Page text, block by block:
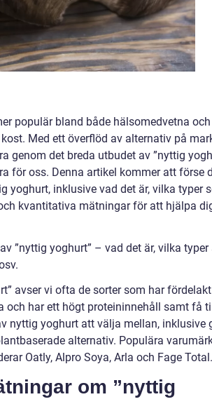
populär bland både hälsomedvetna
Med ett överflöd av alternativ på
genom det breda utbudet av ”nyttig
för oss. Denna artikel kommer att förse
yoghurt, inklusive vad det är, vilka typer
kvantitativa mätningar för att hjälpa
”nyttig yoghurt” – vad det är, vilka typer
avser vi ofta de sorter som har
och har ett högt proteininnehåll samt få
nyttig yoghurt att välja mellan, inklusive
alternativ. Populära
Oatly, Alpro Soya, Arla och Fage Total.
om ”nyttig